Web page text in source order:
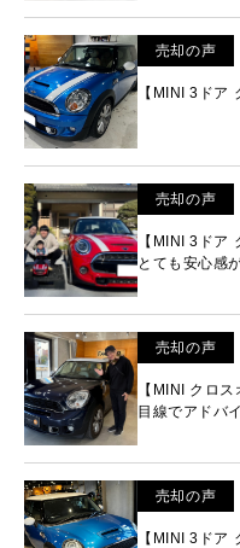
売却の声
【MINI 3ドア
売却の声
【MINI 3ドア
とても安心感
売却の声
【MINI クロ
目線でアドバ
売却の声
【MINI 3ドア